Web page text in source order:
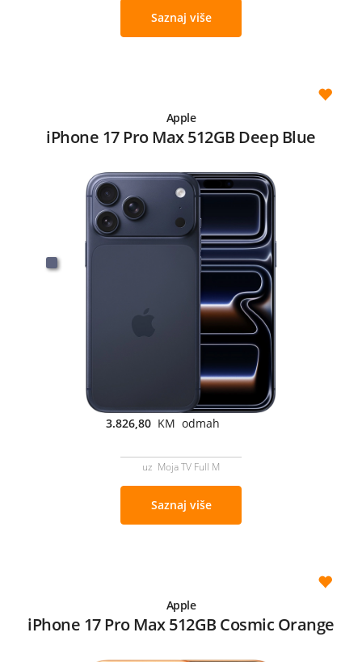
Saznaj više
Apple
iPhone 17 Pro Max 512GB Deep Blue
3.826,80 KM odmah
uz Moja TV Full M
Saznaj više
Apple
iPhone 17 Pro Max 512GB Cosmic Orange